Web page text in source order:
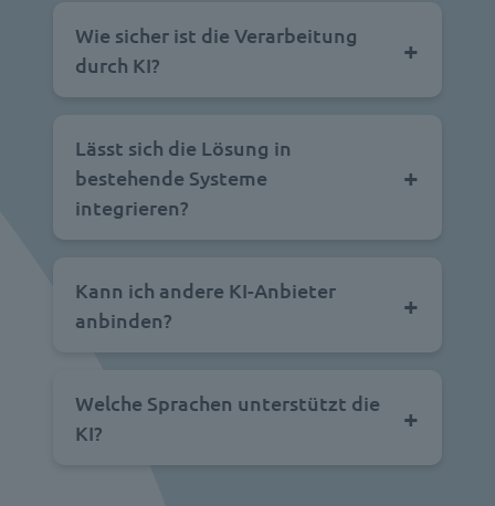
Wie sicher ist die Verarbeitung
durch KI?
Lässt sich die Lösung in
bestehende Systeme
integrieren?
Kann ich andere KI-Anbieter
anbinden?
Welche Sprachen unterstützt die
KI?